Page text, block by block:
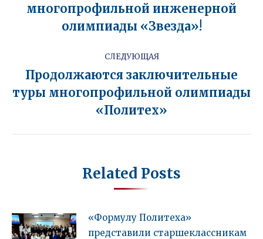
Предыдущая
запись:
многопрофильной инженерной
олимпиады «Звезда»!
СЛЕДУЮЩАЯ
Следующая
запись:
Продолжаются заключительные
туры многопрофильной олимпиады
«Политех»
Related Posts
«Формулу Политеха»
представили старшеклассникам